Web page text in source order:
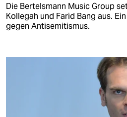
Die Bertelsmann Music Group
Kollegah und Farid Bang aus.
gegen Antisemitismus.